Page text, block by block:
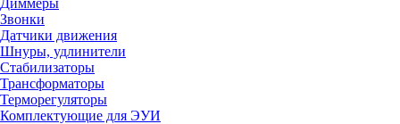
Диммеры
Звонки
Датчики движения
Шнуры, удлинители
Стабилизаторы
Трансформаторы
Терморегуляторы
Комплектующие для ЭУИ